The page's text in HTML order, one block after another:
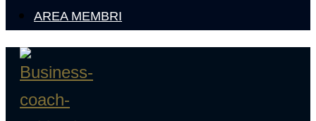
AREA MEMBRI